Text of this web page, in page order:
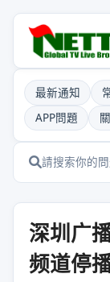
最新通知
APP問題
深圳广
频道停